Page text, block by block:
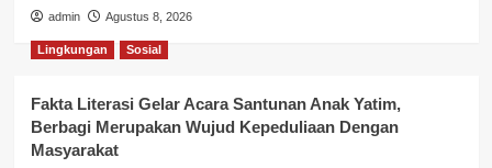
admin Agustus 8, 2026
Lingkungan Sosial
Fakta Literasi Gelar Acara Santunan Anak Yatim,
Berbagi Merupakan Wujud Kepeduliaan Dengan
Masyarakat